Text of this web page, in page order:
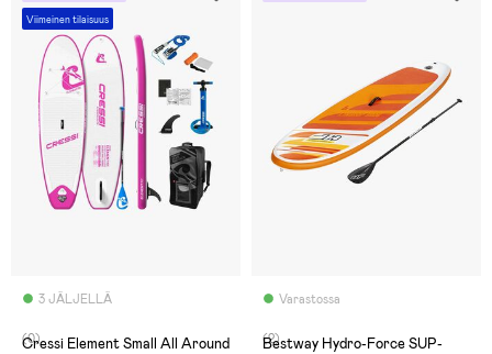
Viimeinen tilaisuus
3 JÄLJELLÄ
(0)
Cressi Element Small All Around
Varastossa
(2)
Bestway Hydro-Force SUP-